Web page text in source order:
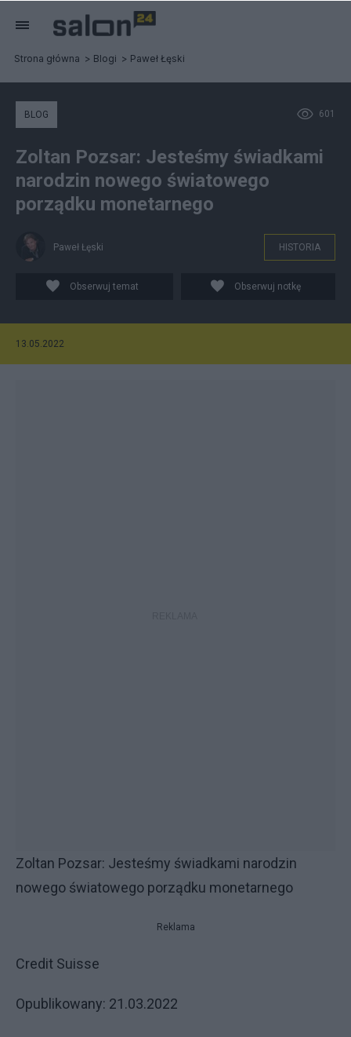
Strona główna Blogi Paweł Łęski
601
BLOG
Zoltan Pozsar: Jesteśmy świadkami
narodzin nowego światowego
porządku monetarnego
Paweł Łęski HISTORIA
Obserwuj temat Obserwuj notkę
13.05.2022
Zoltan Pozsar: Jesteśmy świadkami narodzin
nowego światowego porządku monetarnego
Reklama
Credit Suisse
Opublikowany: 21.03.2022